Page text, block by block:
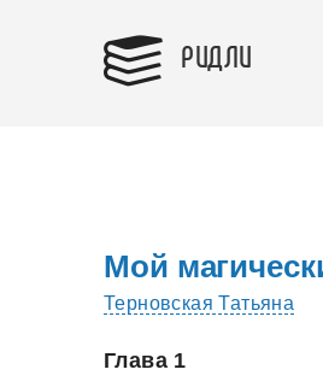
РИДЛИ
Мой
Терновская Татьяна
Глава 1